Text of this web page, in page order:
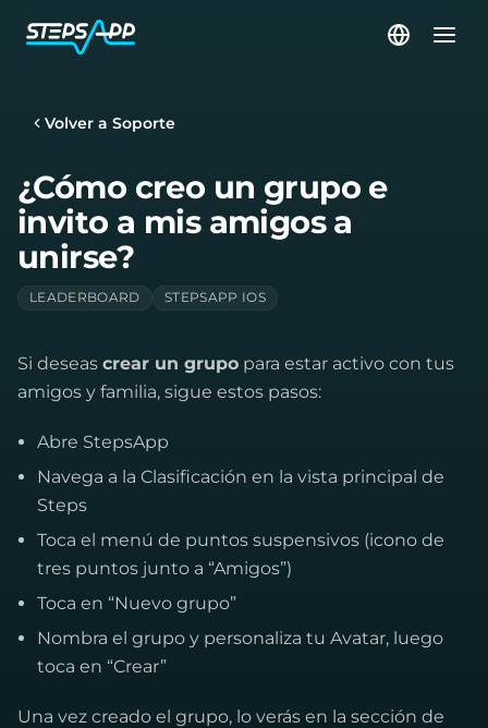
Volver a Soporte
¿Cómo creo un grupo e
invito a mis amigos a
unirse?
LEADERBOARD STEPSAPP IOS
Si deseas crear un grupo para estar activo con tus
amigos y familia, sigue estos pasos:
Abre StepsApp
Navega a la Clasificación en la vista principal de
Steps
Toca el menú de puntos suspensivos (icono de
tres puntos junto a “Amigos”)
Toca en “Nuevo grupo”
Nombra el grupo y personaliza tu Avatar, luego
toca en “Crear”
Una vez creado el grupo, lo verás en la sección de